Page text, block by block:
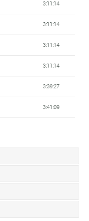
3:11:14
3:11:14
3:11:14
3:11:14
3:39:27
3:41:09